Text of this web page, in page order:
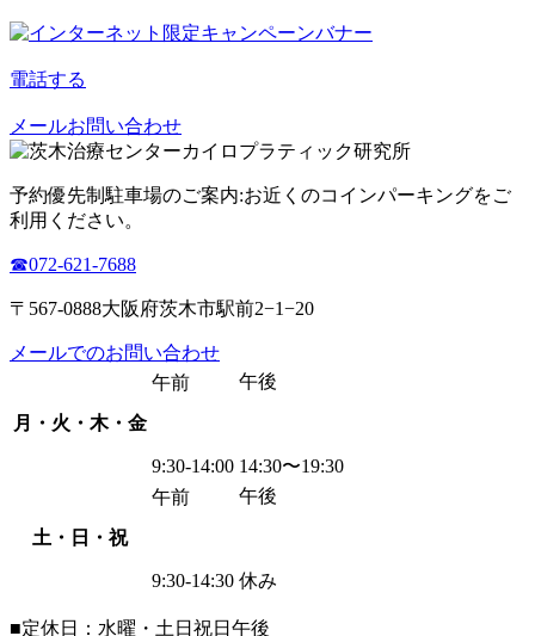
電話する
メールお問い合わせ
予約優先制 駐車場のご案内:お近くのコインパーキングをご
利用ください。
☎︎072-621-7688
〒567-0888大阪府茨木市駅前2−1−20
メールでのお問い合わせ
月・火・木・金
午前
9:30-14:00
午後
14:30〜19:30
土・日・祝
午前
9:30-14:30
午後
休み
■定休日：水曜・土日祝日午後